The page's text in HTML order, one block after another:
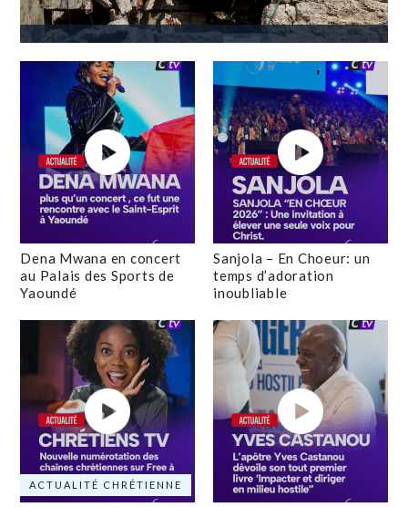
Dena Mwana en concert
au Palais des Sports de
Yaoundé
Sanjola – En Choeur: un
temps d’adoration
inoubliable
ACTUALITÉ CHRÉTIENNE